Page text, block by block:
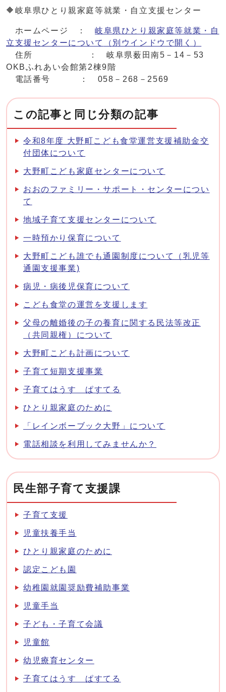
🔶岐阜県ひとり親家庭等就業・自立支援センター
ホームページ ：岐阜県ひとり親家庭等就業・自
立支援センターについて
（別ウインドウで開く）
住所 ： 岐阜県薮田南5－14－53
OKBふれあい会館第2棟9階
電話番号 ： 058－268－2569
この記事と同じ分類の記事
令和8年度 大野町こども食堂運営支援補助金交
付団体について
大野町こども家庭センターについて
おおのファミリー・サポート・センターについ
て
地域子育て支援センターについて
一時預かり保育について
大野町こども誰でも通園制度について（乳児等
通園支援事業)
病児・病後児保育について
こども食堂の運営を支援します
父母の離婚後の子の養育に関する民法等改正
（共同親権）について
大野町こども計画について
子育て短期支援事業
子育てはうす ぱすてる
ひとり親家庭のために
「レインボーブック大野」について
電話相談を利用してみませんか？
民生部子育て支援課
子育て支援
児童扶養手当
ひとり親家庭のために
認定こども園
幼稚園就園奨励費補助事業
児童手当
子ども・子育て会議
児童館
幼児療育センター
子育てはうす ぱすてる